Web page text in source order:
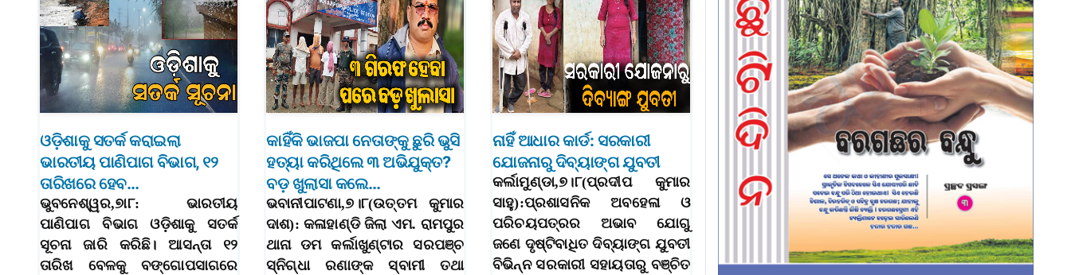
ଓଡ଼ିଶାକୁ ସତର୍କ କରାଇଲା
ଭାରତୀୟ ପାଣିପାଗ ବିଭାଗ, ୧୨
ତାରିଖରେ ହେବ…
ଭୁବନେଶ୍ୱର,୭ା୮: ଭାରତୀୟ
ପାଣିପାଗ ବିଭାଗ ଓଡ଼ିଶାକୁ ସତର୍କ
ସୂଚନା ଜାରି କରିଛି। ଆସନ୍ତା ୧୨
ତାରିଖ ବେଳକୁ ବଙ୍ଗୋପସାଗରେ
କାହିଁକି ଭାଜପା ନେତାଙ୍କୁ ଛୁରି ଭୁସି
ହତ୍ୟା କରିଥିଲେ ୩ ଅଭିଯୁକ୍ତ?
ବଡ଼ ଖୁଲାସା କଲେ…
ଭବାନୀପାଟଣା,୭।୮(ଉତ୍ତମ କୁମାର
ଦାଶ): କଳାହାଣ୍ଡି ଜିଲା ଏମ. ରାମପୁର
ଥାନା ଡମ କର୍ଲାଖୁଣ୍ଟାର ସରପଞ୍ଚ
ସ୍ନିଗ୍ଧା ରଣାଙ୍କ ସ୍ବାମୀ ତଥା
ନାହିଁ ଆଧାର କାର୍ଡ: ସରକାରୀ
ଯୋଜନାରୁ ଦିବ୍ୟାଙ୍ଗ ଯୁବତୀ
କର୍ଲାମୁଣ୍ଡା,୭।୮(ପ୍ରଦୀପ କୁମାର
ସାହୁ):ପ୍ରଶାସନିକ ଅବହେଳା ଓ
ପରିଚୟପତ୍ରର ଅଭାବ ଯୋଗୁ
ଜଣେ ଦୃଷ୍ଟିବାଧିତ ଦିବ୍ୟାଙ୍ଗ ଯୁବତୀ
ବିଭିନ୍ନ ସରକାରୀ ସହାୟତାରୁ ବଞ୍ଚିତ